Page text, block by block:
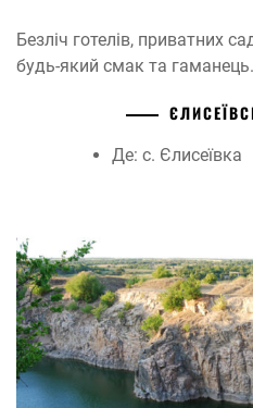
Безліч готелів, приватних
будь-який смак та гаманець.
Де: с. Єлисеївка